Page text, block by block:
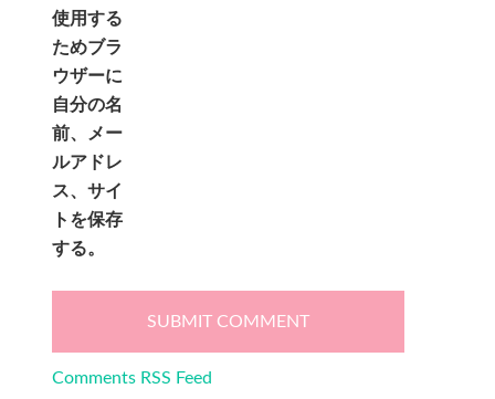
使用する
ためブラ
ウザーに
自分の名
前、メー
ルアドレ
ス、サイ
トを保存
する。
Comments RSS Feed